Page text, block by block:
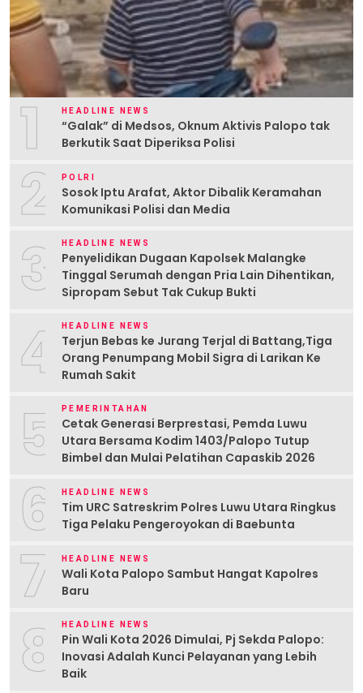
1 HEADLINE NEWS
“Galak” di Medsos, Oknum Aktivis Palopo tak
Berkutik Saat Diperiksa Polisi
2 POLRI
Sosok Iptu Arafat, Aktor Dibalik Keramahan
Komunikasi Polisi dan Media
3 HEADLINE NEWS
Penyelidikan Dugaan Kapolsek Malangke
Tinggal Serumah dengan Pria Lain Dihentikan,
Sipropam Sebut Tak Cukup Bukti
4 HEADLINE NEWS
Terjun Bebas ke Jurang Terjal di Battang,Tiga
Orang Penumpang Mobil Sigra di Larikan Ke
Rumah Sakit
5 PEMERINTAHAN
Cetak Generasi Berprestasi, Pemda Luwu
Utara Bersama Kodim 1403/Palopo Tutup
Bimbel dan Mulai Pelatihan Capaskib 2026
6 HEADLINE NEWS
Tim URC Satreskrim Polres Luwu Utara Ringkus
Tiga Pelaku Pengeroyokan di Baebunta
7 HEADLINE NEWS
Wali Kota Palopo Sambut Hangat Kapolres
Baru
8 HEADLINE NEWS
Pin Wali Kota 2026 Dimulai, Pj Sekda Palopo:
Inovasi Adalah Kunci Pelayanan yang Lebih
Baik